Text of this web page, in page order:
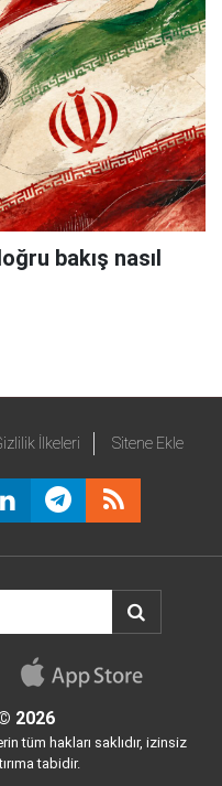
bakış nasıl
İlkeleri Sitene Ekle
2026
tüm hakları saklıdır, izinsiz
tabidir.